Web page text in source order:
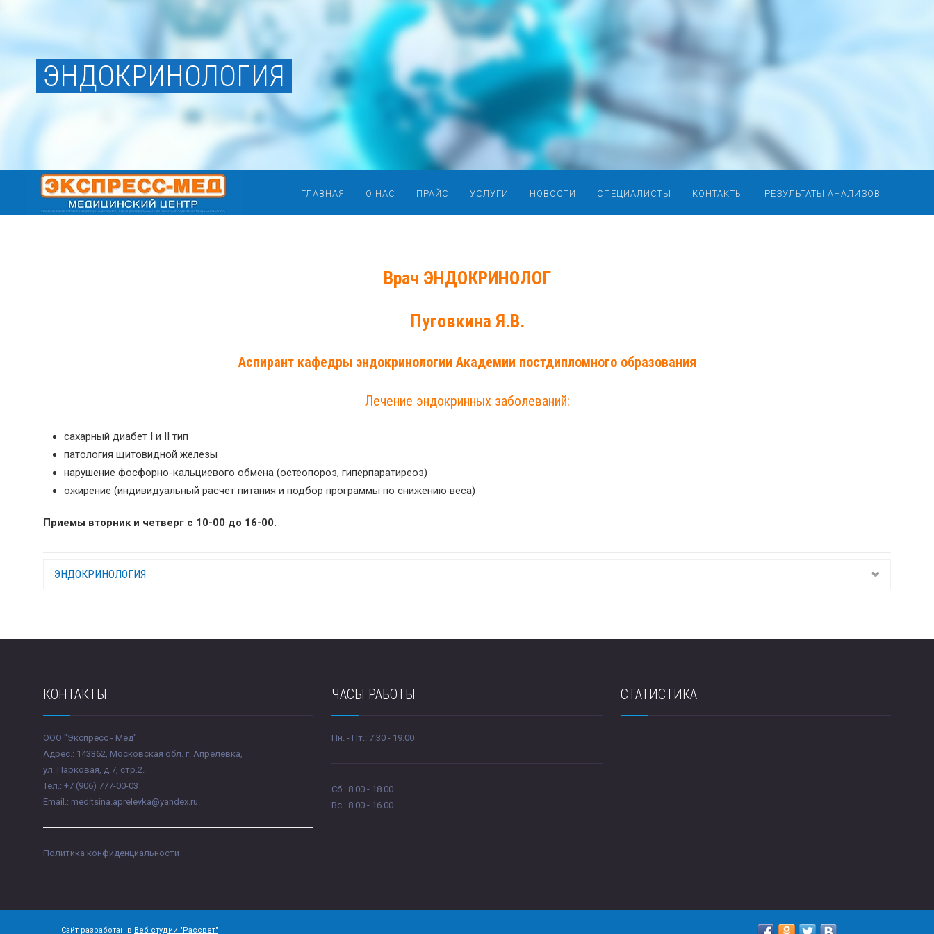
ЭНДОКРИНОЛОГИЯ
ГЛАВНАЯ О НАС ПРАЙС УСЛУГИ НОВОСТИ СПЕЦИАЛИСТЫ КОНТАКТЫ РЕЗУЛЬТАТЫ АНАЛИЗОВ
Врач ЭНДОКРИНОЛОГ
Пуговкина Я.В.
Аспирант кафедры эндокринологии Академии постдипломного образования
Лечение эндокринных заболеваний:
сахарный диабет I и II тип
патология щитовидной железы
нарушение фосфорно-кальциевого обмена (остеопороз, гиперпаратиреоз)
ожирение (индивидуальный расчет питания и подбор программы по снижению веса)
Приемы вторник и четверг с 10-00 до 16-00.
ЭНДОКРИНОЛОГИЯ
КОНТАКТЫ
ООО "Экспресс - Мед"
Адрес.: 143362, Московская обл. г. Апрелевка,
ул. Парковая, д.7, стр.2.
Тел.: +7 (906) 777-00-03
Email.: meditsina.aprelevka@yandex.ru.
Политика конфиденциальности
ЧАСЫ РАБОТЫ
Пн. - Пт.: 7.30 - 19.00
Сб.: 8.00 - 18.00
Вc.: 8.00 - 16.00
СТАТИСТИКА
Сайт разработан в Веб студии "Рассвет"